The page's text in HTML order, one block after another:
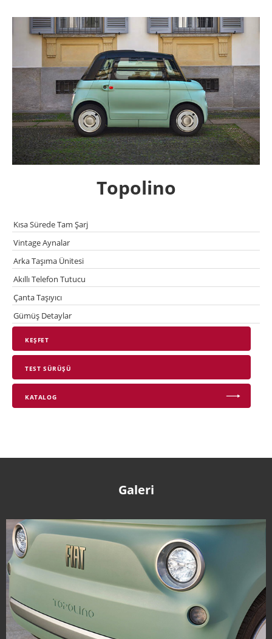
Topolino
Kısa Sürede Tam Şarj
Vintage Aynalar
Arka Taşıma Ünitesi
Akıllı Telefon Tutucu
Çanta Taşıyıcı
Gümüş Detaylar
KEŞFET
TEST SÜRÜŞÜ
KATALOG
Galeri